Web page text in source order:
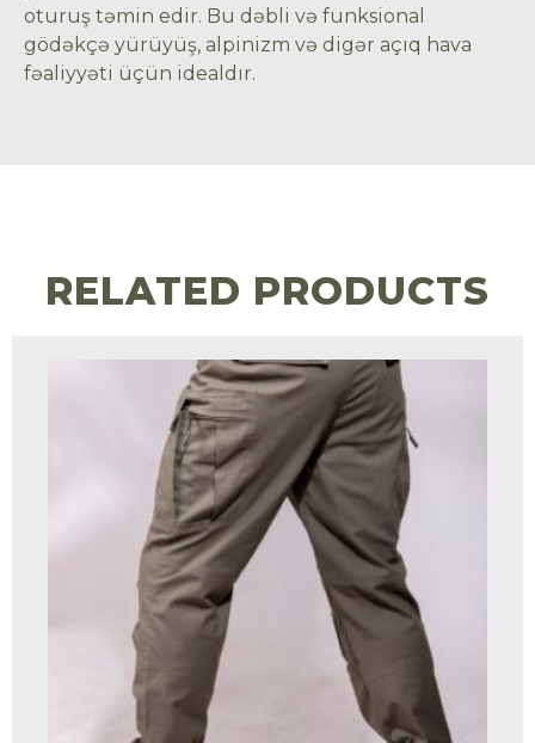
oturuş təmin edir. Bu dəbli və funksional
gödəkçə yürüyüş, alpinizm və digər açıq hava
fəaliyyəti üçün idealdır.
RELATED PRODUCTS